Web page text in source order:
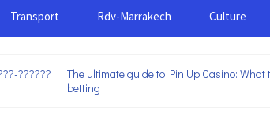
Transport Rdv-Marrakech Culture
??????
The ultimate guide to Pin Up Casino: What
betting